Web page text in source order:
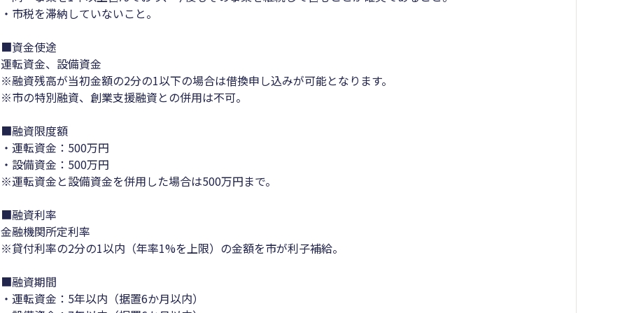
・市税を滞納していないこと。
■資金使途
運転資金、設備資金
※融資残高が当初金額の2分の1以下の場合は借換申し込みが可能となります。
※市の特別融資、創業支援融資との併用は不可。
■融資限度額
・運転資金：500万円
・設備資金：500万円
※運転資金と設備資金を併用した場合は500万円まで。
■融資利率
金融機関所定利率
※貸付利率の2分の1以内（年率1%を上限）の金額を市が利子補給。
■融資期間
・運転資金：5年以内（据置6か月以内）